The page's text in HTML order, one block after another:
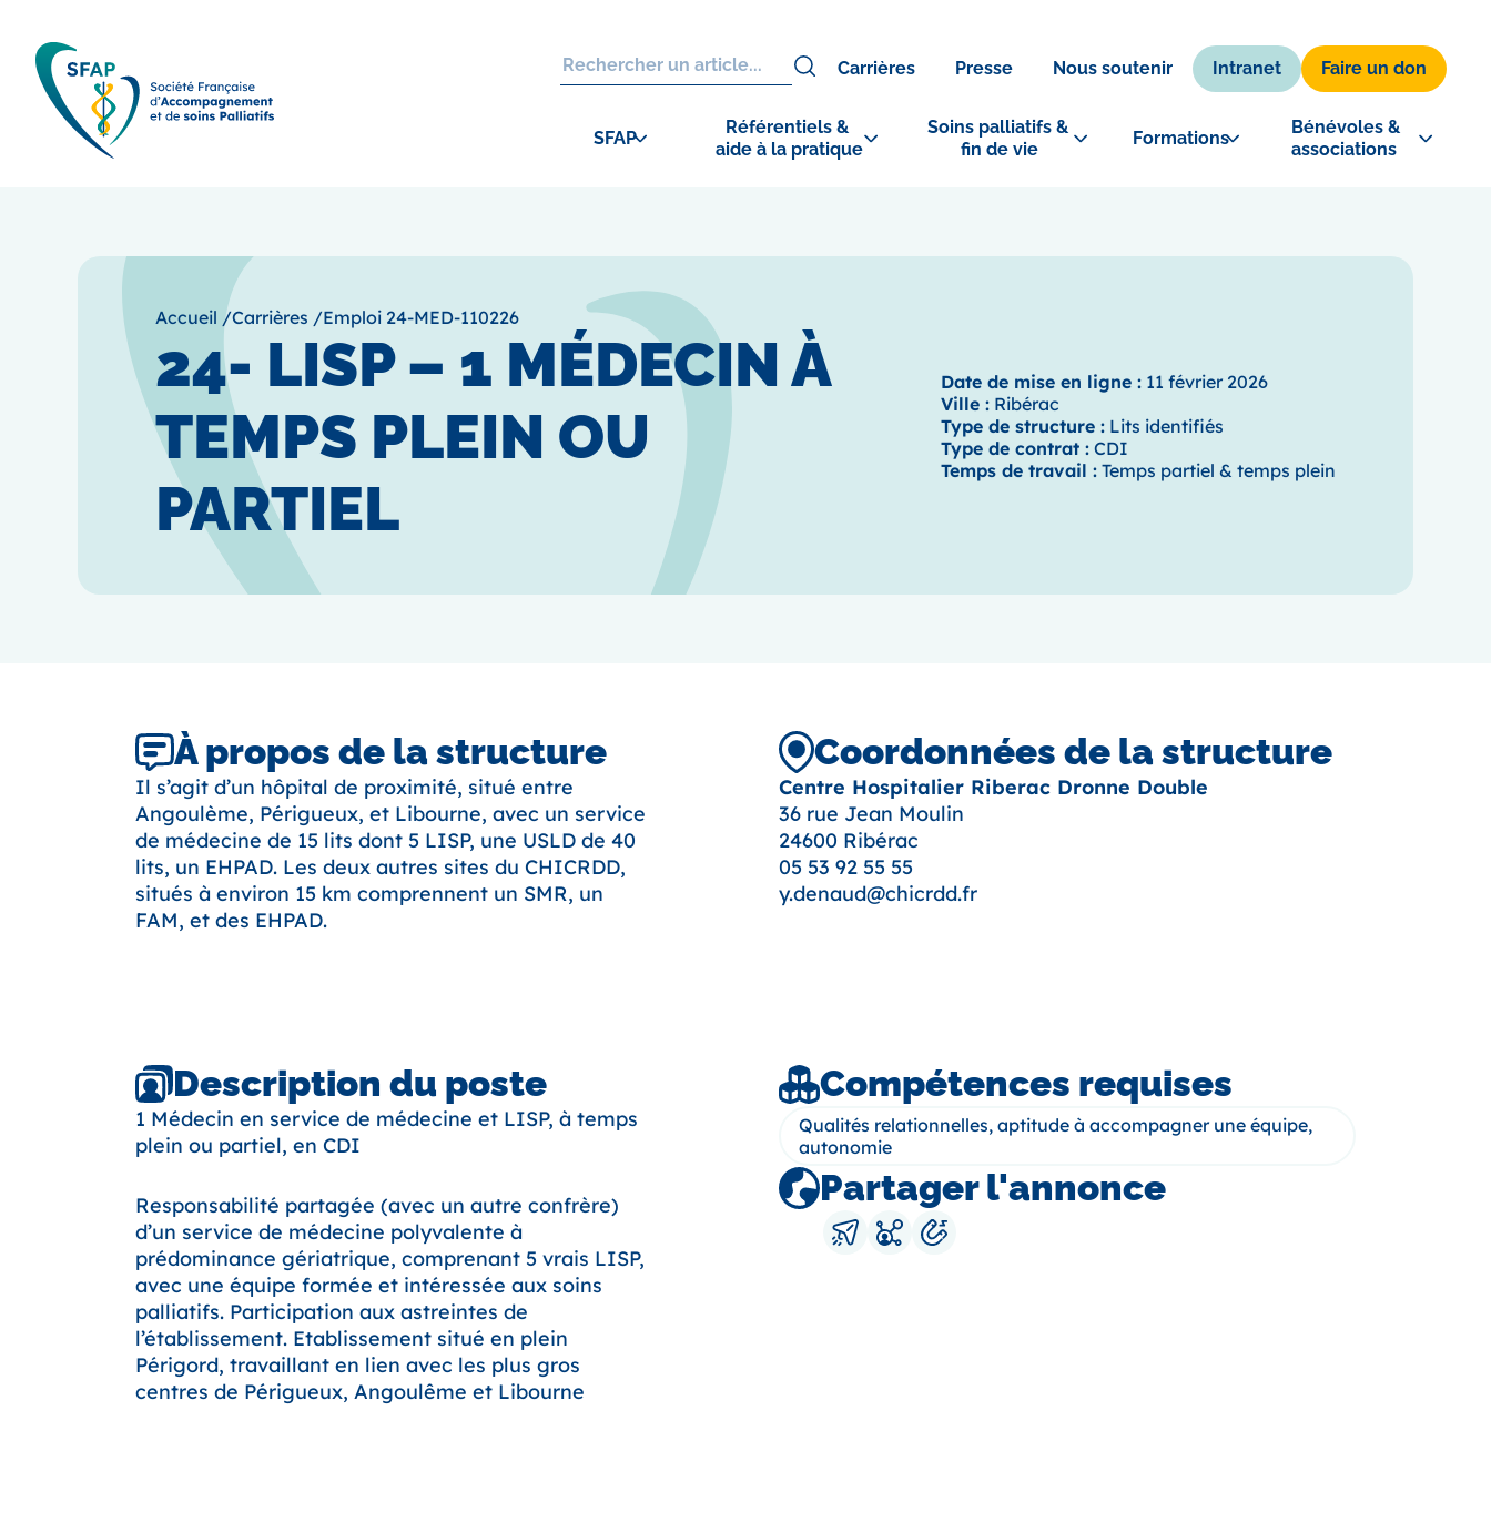
Carrières Presse Nous soutenir Intranet Faire un don
SFAP
Référentiels &
aide à la pratique
Soins palliatifs &
fin de vie
Formations
Bénévoles &
associations
Accueil /Carrières /Emploi 24-MED-110226
24- LISP – 1 MÉDECIN À
TEMPS PLEIN OU
PARTIEL
Date de mise en ligne : 11 février 2026
Ville : Ribérac
Type de structure : Lits identifiés
Type de contrat : CDI
Temps de travail : Temps partiel & temps plein
À propos de la structure
Il s’agit d’un hôpital de proximité, situé entre
Angoulème, Périgueux, et Libourne, avec un service
de médecine de 15 lits dont 5 LISP, une USLD de 40
lits, un EHPAD. Les deux autres sites du CHICRDD,
situés à environ 15 km comprennent un SMR, un
FAM, et des EHPAD.
Coordonnées de la structure
Centre Hospitalier Riberac Dronne Double
36 rue Jean Moulin
24600 Ribérac
05 53 92 55 55
y.denaud@chicrdd.fr
Description du poste
1 Médecin en service de médecine et LISP, à temps
plein ou partiel, en CDI
Responsabilité partagée (avec un autre confrère)
d’un service de médecine polyvalente à
prédominance gériatrique, comprenant 5 vrais LISP,
avec une équipe formée et intéressée aux soins
palliatifs. Participation aux astreintes de
l’établissement. Etablissement situé en plein
Périgord, travaillant en lien avec les plus gros
centres de Périgueux, Angoulême et Libourne
Compétences requises
Qualités relationnelles, aptitude à accompagner une équipe,
autonomie
Partager l'annonce